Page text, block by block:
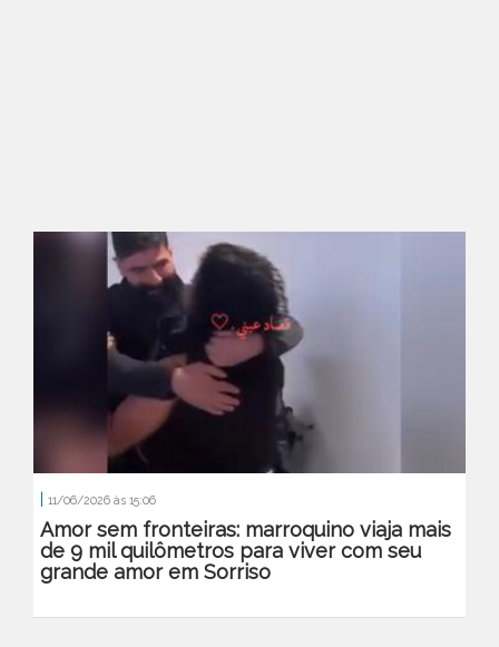
11/06/2026 às 15:06
Amor sem fronteiras: marroquino viaja mais
de 9 mil quilômetros para viver com seu
grande amor em Sorriso